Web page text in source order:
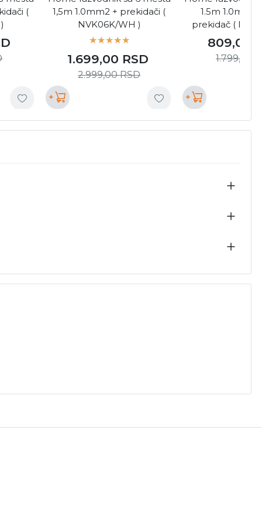
(
1,5m 1.0mm2 + prekidači (
NVK06K/WH )
1.699,00 RSD
2.999,00RSD
+
1.5m 1.0mm2
prekidač (
809,00
1.799,00
+